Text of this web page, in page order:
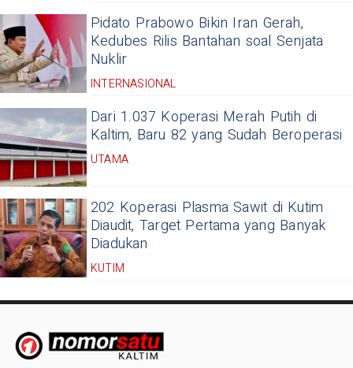
Pidato Prabowo Bikin Iran Gerah,
Kedubes Rilis Bantahan soal Senjata
Nuklir
INTERNASIONAL
Dari 1.037 Koperasi Merah Putih di
Kaltim, Baru 82 yang Sudah Beroperasi
UTAMA
202 Koperasi Plasma Sawit di Kutim
Diaudit, Target Pertama yang Banyak
Diadukan
KUTIM